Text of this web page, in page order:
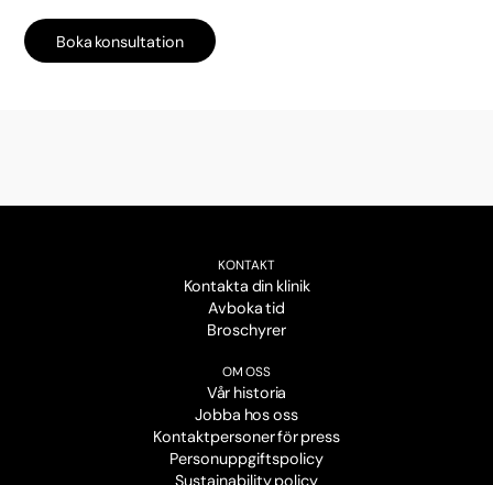
Boka konsultation
KONTAKT
Kontakta din klinik
Avboka tid
Broschyrer
OM OSS
Vår historia
Jobba hos oss
Kontaktpersoner för press
Personuppgiftspolicy
Sustainability policy